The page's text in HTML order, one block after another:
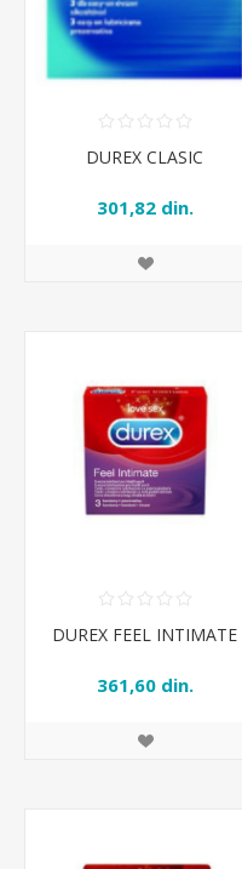
DUREX CLASIC
301,82 din.
DUREX FEEL INTIMATE
361,60 din.